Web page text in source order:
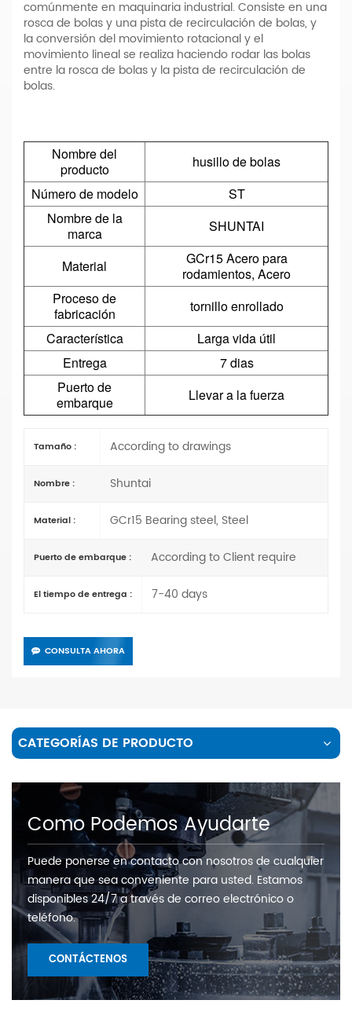
comúnmente en maquinaria industrial. Consiste en una
rosca de bolas y una pista de recirculación de bolas, y
la conversión del movimiento rotacional y el
movimiento lineal se realiza haciendo rodar las bolas
entre la rosca de bolas y la pista de recirculación de
bolas.
Nombre del
producto
husillo de bolas
Número de modelo
ST
Nombre de la
marca
SHUNTAI
Material
GCr15 Acero para
rodamientos, Acero
Proceso de
fabricación
tornillo enrollado
Característica
Larga vida útil
Entrega
7 dias
Puerto de
embarque
Llevar a la fuerza
Tamaño : According to drawings
Nombre : Shuntai
Material : GCr15 Bearing steel, Steel
Puerto de embarque : According to Client require
El tiempo de entrega : 7-40 days
CONSULTA AHORA
CATEGORÍAS DE PRODUCTO
Como Podemos Ayudarte
Puede ponerse en contacto con nosotros de cualquier
manera que sea conveniente para usted. Estamos
disponibles 24/7 a través de correo electrónico o
teléfono.
CONTÁCTENOS